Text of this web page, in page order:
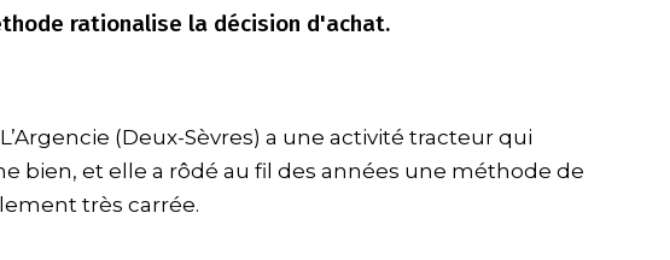
rationalise la décision d'achat.
(Deux-Sèvres) a une activité tracteur qui
bien, et elle a rôdé au fil des années une méthode de
très carrée.